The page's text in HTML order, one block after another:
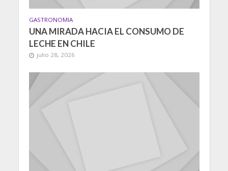
GASTRONOMIA
UNA MIRADA HACIA EL CONSUMO DE
LECHE EN CHILE
julio 28, 2026